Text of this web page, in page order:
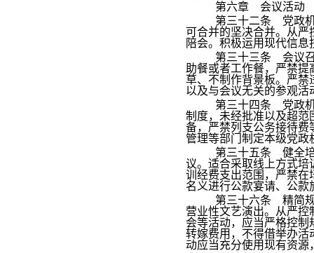
第六章 会议活动
第三十二条 党政
可合并的坚决合并。从严
陪会。积极运用现代信
第三十三条 会议
助餐或者工作餐，严禁
草、不制作背景板。严禁
以及与会议无关的参观
第三十四条 党政
制度，未经批准以及超范
备，严禁列支公务接待费
管理等部门制定本级党政
第三十五条 健全
议。适合采取线上方式培
训经费支出范围，严禁在
名义进行公款宴请、公款
第三十六条 精简
营业性文艺演出。从严
会等活动，应当严格控
转嫁费用，不得借举办活
动应当充分使用现有资源